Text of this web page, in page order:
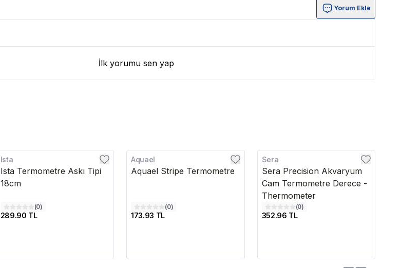
Yorum Ekle
İlk yorumu sen yap
Ista
Ista Termometre Askı Tipi
18cm
(0)
289.90 TL
Aquael
Aquael Stripe Termometre
(0)
173.93 TL
Sera
Sera Precision Akvaryum
Cam Termometre Derece -
Thermometer
(0)
352.96 TL